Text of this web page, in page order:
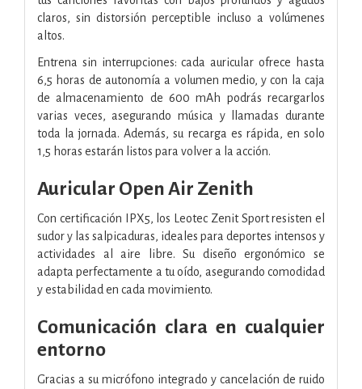
claros, sin distorsión perceptible incluso a volúmenes
altos.
Entrena sin interrupciones: cada auricular ofrece hasta
6,5 horas de autonomía a volumen medio, y con la caja
de almacenamiento de 600 mAh podrás recargarlos
varias veces, asegurando música y llamadas durante
toda la jornada. Además, su recarga es rápida, en solo
1,5 horas estarán listos para volver a la acción.
Auricular Open Air Zenith
Con certificación IPX5, los Leotec Zenit Sport resisten el
sudor y las salpicaduras, ideales para deportes intensos y
actividades al aire libre. Su diseño ergonómico se
adapta perfectamente a tu oído, asegurando comodidad
y estabilidad en cada movimiento.
Comunicación clara en cualquier
entorno
Gracias a su micrófono integrado y cancelación de ruido